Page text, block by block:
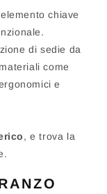
chiave
di sedie da
come
e
, e trova la